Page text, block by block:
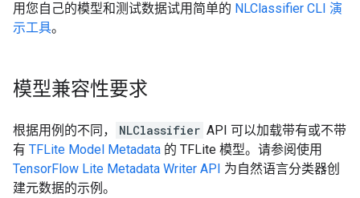
用您自己的模型和测试数据试用简单的 NLClassifier CLI 演
示工具。
模型兼容性要求
根据用例的不同， NLClassifier API 可以加载带有或不带
有 TFLite Model Metadata 的 TFLite 模型。请参阅使用
TensorFlow Lite Metadata Writer API 为自然语言分类器创
建元数据的示例。